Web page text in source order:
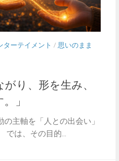
ターテイメント / 思いのまま
がり、形を生み、
」
の主軸を「人との出会い」
では、その目的...